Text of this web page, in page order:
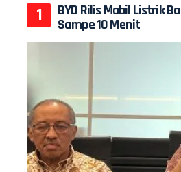
BYD Rilis Mobil Listrik
Sampe 10 Menit